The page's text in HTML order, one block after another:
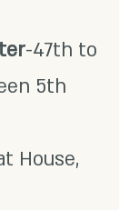
-47th to
5th
House,